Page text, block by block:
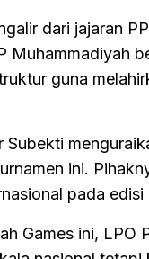
dari jajaran
Muhammadiyah
guna
ini.
pada edisi
Games ini,